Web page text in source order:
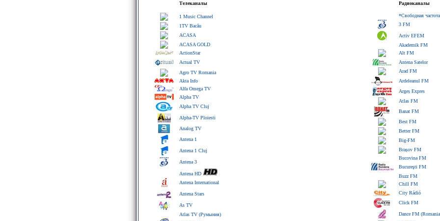
Телеканалы
1 Music Channel
1TV Bacău
ACASA
ACASA GOLD
ActionStar
Actual TV
Agro TV Romania
Akta Info
Alfa Omega TV
Alpha TV
Alpha TV Cluj
Alpha-TV Ploiesti
Analog TV
Antena 1
Antena 1 Cluj
Antena 3
Antena HD
Antena International
Antena Stars
As TV
Atlas TV (Румыния)
Радиоканалы
*Свободная частота
3 FM
Activ EFEM
Akademik FM
Alt FM
Antena Satelor
Arad FM
Ardeleanul FM
Argeș Expres
Atlas FM
Banat FM
Best FM
Better FM
Big-FM
Brașov FM
Bucovina FM
Bucureşti FM
Buzz FM
Chill FM
City Rádió
Click FM
Dance FM